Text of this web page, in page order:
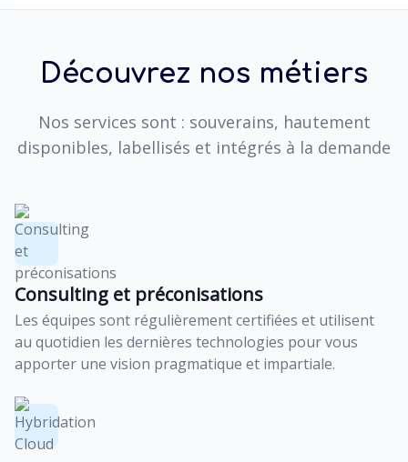
Découvrez nos métiers
Nos services sont : souverains, hautement
disponibles, labellisés et intégrés à la demande
Consulting et préconisations
Les équipes sont régulièrement certifiées et utilisent
au quotidien les dernières technologies pour vous
apporter une vision pragmatique et impartiale.